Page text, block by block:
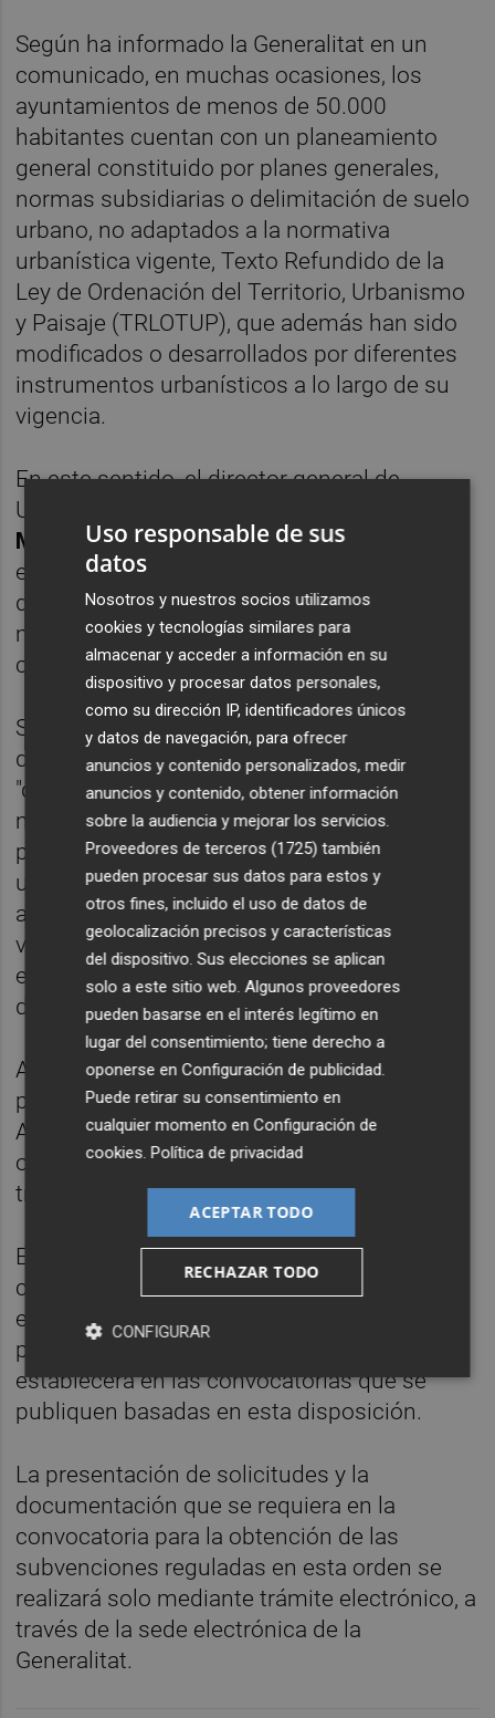
Según ha informado la Generalitat en un
comunicado, en muchas ocasiones, los
ayuntamientos de menos de 50.000
habitantes cuentan con un planeamiento
general constituido por planes generales,
normas subsidiarias o delimitación de suelo
urbano, no adaptados a la normativa
urbanística vigente, Texto Refundido de la
Ley de Ordenación del Territorio, Urbanismo
y Paisaje (TRLOTUP), que además han sido
modificados o desarrollados por diferentes
instrumentos urbanísticos a lo largo de su
vigencia.
En este sentido, el director general de
Urbanismo, Paisaje y Evaluación Ambiental,
Miguel Ángel Ivorra, ha explicado que, con
estas ayudas, "se fomentará la elaboración
de textos consolidados del planeamiento
municipal vigente transparentes,
comprensibles y en formato digital".
Según publica el DOGV, para la elaboración
de estos textos consolidados su contenido
"deberá incluir el planeamiento general, sus
modificaciones y homologaciones
posteriores y el planeamiento de desarrollo,
utilizando la base cartográfica de referencia
actualizada sobre la que digitalizar esa
versión consolidada, pero sin posibilidad de
efectuar ninguna modificación de sus
determinaciones urbanísticas".
Además, el texto consolidado deberá
publicarse en la web propia del
Ayuntamiento y en la de la Generalitat, con
objeto de dar publicidad y dotar de
transparencia al planeamiento vigente.
El importe máximo de la subvención a
conceder a cada ayuntamiento por la
elaboración del texto consolidado del
planeamiento urbanístico vigente se
establecerá en las convocatorias que se
publiquen basadas en esta disposición.
La presentación de solicitudes y la
documentación que se requiera en la
convocatoria para la obtención de las
subvenciones reguladas en esta orden se
realizará solo mediante trámite electrónico, a
través de la sede electrónica de la
Generalitat.
Uso responsable de sus
datos
Nosotros y nuestros socios utilizamos
cookies y tecnologías similares para
almacenar y acceder a información en su
dispositivo y procesar datos personales,
como su dirección IP, identificadores únicos
y datos de navegación, para ofrecer
anuncios y contenido personalizados, medir
anuncios y contenido, obtener información
sobre la audiencia y mejorar los servicios.
Proveedores de terceros (1725) también
pueden procesar sus datos para estos y
otros fines, incluido el uso de datos de
geolocalización precisos y características
del dispositivo. Sus elecciones se aplican
solo a este sitio web. Algunos proveedores
pueden basarse en el interés legítimo en
lugar del consentimiento; tiene derecho a
oponerse enConfiguración de publicidad.
Puede retirar su consentimiento en
cualquier momento enConfiguración de
cookies.Política de privacidad
ACEPTAR TODO
RECHAZAR TODO
CONFIGURAR